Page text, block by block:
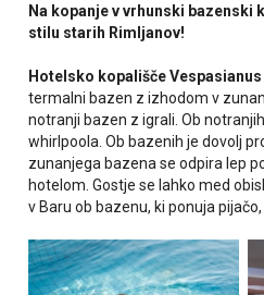
Na kopanje v vrhunski bazenski
stilu starih Rimljanov!
Hotelsko kopališče Vespasianus
termalni bazen z izhodom v
notranji bazen z igrali. Ob
whirlpoola. Ob bazenih je dovolj
zunanjega bazena se odpira lep
hotelom. Gostje se lahko med
v Baru ob bazenu, ki ponuja